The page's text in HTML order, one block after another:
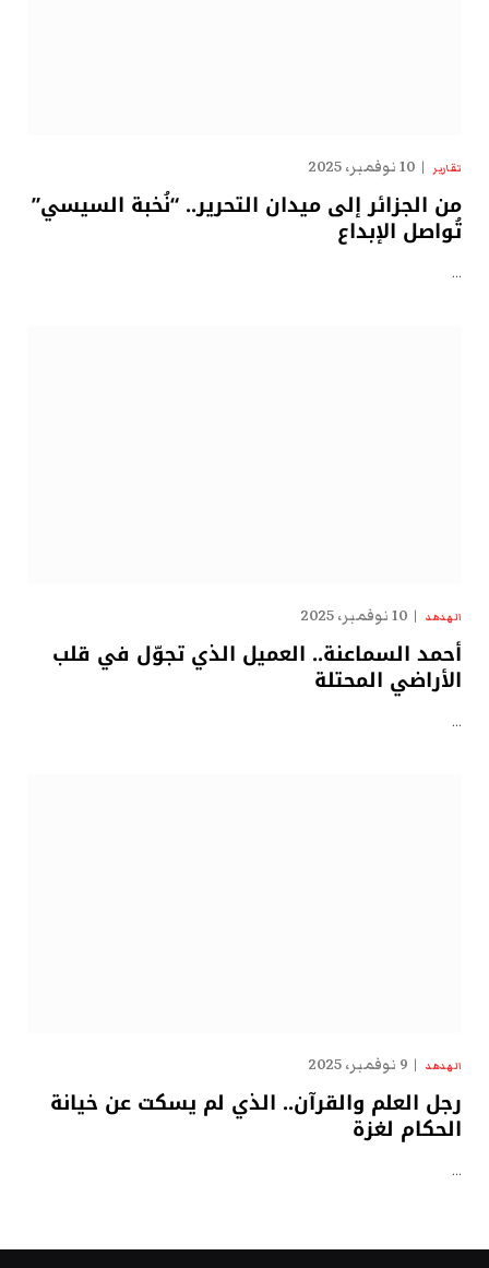
تقارير 10 نوفمبر، 2025
من الجزائر إلى ميدان التحرير.. “نُخبة السيسي”
تُواصل الإبداع
…
الهدهد 10 نوفمبر، 2025
أحمد السماعنة.. العميل الذي تجوّل في قلب
الأراضي المحتلة
…
الهدهد 9 نوفمبر، 2025
رجل العلم والقرآن.. الذي لم يسكت عن خيانة
الحكام لغزة
…